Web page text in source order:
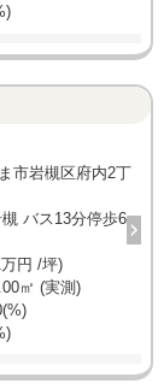
市岩槻区府内2丁
バス13分停歩6
円 /坪)
㎡ (実測)